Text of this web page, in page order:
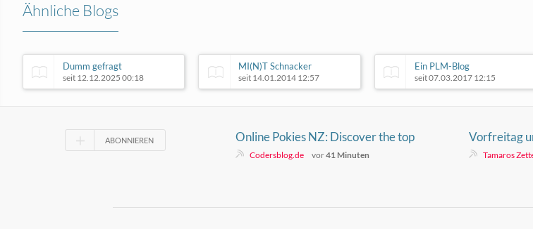
Ähnliche Blogs
Dumm gefragt
seit 12.12.2025 00:18
MI(N)T Schnacker
seit 14.01.2014 12:57
Ein PLM-Blog
seit 07.03.2017 12:15
ABONNIEREN
Online Pokies NZ: Discover the top
slots and their exciting features
Codersblog.de vor41 Minuten
Vorfreitag
Tamaros